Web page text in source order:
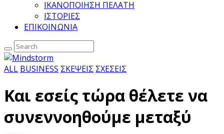
ΙΚΑΝΟΠΟΙΗΣΗ ΠΕΛΑΤΗ
ΙΣΤΟΡΙΕΣ
ΕΠΙΚΟΙΝΩΝΙΑ
ALL BUSINESS ΣΚΕΨΕΙΣ ΣΧΕΣΕΙΣ
Και εσείς τώρα θέλετε να
συνεννοηθούμε μεταξύ